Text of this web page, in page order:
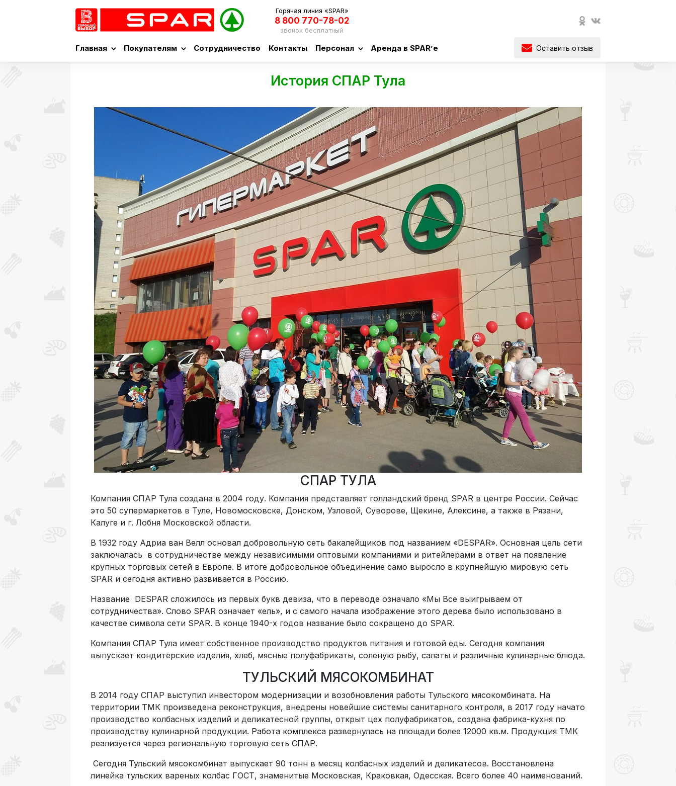
Горячая линия «SPAR»
8 800 770-78-02
звонок бесплатный
Главная Покупателям Сотрудничество Контакты Персонал Аренда в SPAR’е Оставить отзыв
История СПАР Тула
СПАР ТУЛА
Компания СПАР Тула создана в 2004 году. Компания представляет голландский бренд SPAR в центре России. Сейчас
это 50 супермаркетов в Туле, Новомосковске, Донском, Узловой, Суворове, Щекине, Алексине, а также в Рязани,
Калуге и г. Лобня Московской области.
В 1932 году Адриа ван Велл основал добровольную сеть бакалейщиков под названием «DESPAR». Основная цель сети
заключалась в сотрудничестве между независимыми оптовыми компаниями и ритейлерами в ответ на появление
крупных торговых сетей в Европe. В итоге добровольное объединение само выросло в крупнейшую мировую сеть
SPAR и сегодня активно развивается в Россию.
Название DESPAR сложилось из первых букв девиза, что в переводе означало «Мы Все выигрываем от
сотрудничества». Слово SPAR означает «ель», и с самого начала изображение этого дерева было использовано в
качестве символа сети SPAR. В конце 1940-х годов название было сокращено до SPAR.
Компания СПАР Тула имеет собственное производство продуктов питания и готовой еды. Сегодня компания
выпускает кондитерские изделия, хлеб, мясные полуфабрикаты, соленую рыбу, салаты и различные кулинарные блюда.
ТУЛЬСКИЙ МЯСОКОМБИНАТ
В 2014 году СПАР выступил инвестором модернизации и возобновления работы Тульского мясокомбината. На
территории ТМК произведена реконструкция, внедрены новейшие системы санитарного контроля, в 2017 году начато
производство колбасных изделий и деликатесной группы, открыт цех полуфабрикатов, создана фабрика-кухня по
производству кулинарной продукции. Работа комплекса развернулась на площади более 12000 кв.м. Продукция ТМК
реализуется через региональную торговую сеть СПАР.
Сегодня Тульский мясокомбинат выпускает 90 тонн в месяц колбасных изделий и деликатесов. Восстановлена
линейка тульских вареных колбас ГОСТ, знаменитые Московская, Краковкая, Одесская. Всего более 40 наименований.